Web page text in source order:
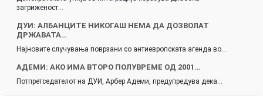
загриженост…
ДУИ: АЛБАНЦИТЕ НИКОГАШ НЕМА ДА ДОЗВОЛАТ
ДРЖАВАТА…
Најновите случувања поврзани со антиевропската агенда во…
АДЕМИ: AКО ИМА ВТОРО ПОЛУВРЕМЕ ОД 2001…
Потпретседателот на ДУИ, Арбер Адеми, предупредува дека…